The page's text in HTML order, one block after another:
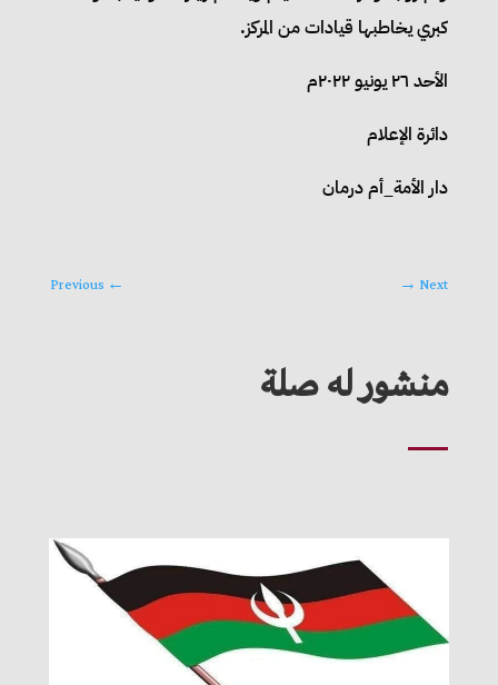
كبري يخاطبها قيادات من المركز.
الأحد ٢٦ يونيو ٢٠٢٢م
دائرة الإعلام
دار الأمة_أم درمان
←
Previous Next
→
منشور له صلة